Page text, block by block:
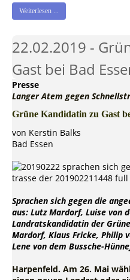
Weiterlesen ...
22.02.2019 -
Gast bei Bad
Presse
Langer Atem gegen
Grüne Kandidatin zu Gast
von Kerstin Balks
Bad Essen
Sprachen sich gegen die
aus: Lutz Mardorf, Luise von
Landratskandidatin der
Mardorf, Klaus Fricke, Philip
Lene von dem Bussche-
Harpenfeld. Am 26. Mai